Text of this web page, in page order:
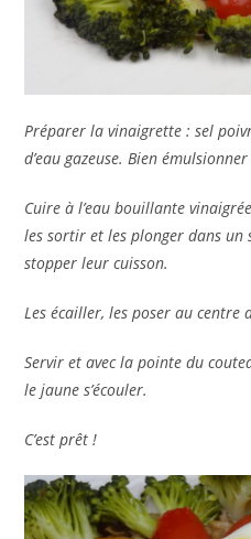
Préparer la vinaigrette : sel
d’eau gazeuse. Bien
Cuire à l’eau bouillante
les sortir et les plonger dans un
stopper leur cuisson.
Les écailler, les poser au centre
Servir et avec la pointe du
le jaune s’écouler.
C’est prêt !